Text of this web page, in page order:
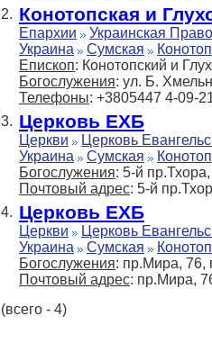
2. Конотопская и
Епархии
Украинская
Украина
Сумская Конотоп
Епископ: Конотопский и
Богослужения: ул. Б.
Телефоны: +3805447 4-09-
3. Церковь ЕХБ
Церкви
Церковь
Украина
Сумская Конотоп
Богослужения: 5-й
Почтовый адрес: 5-й
4. Церковь ЕХБ
Церкви
Церковь
Украина
Сумская Конотоп
Богослужения: пр.Мира, 76,
Почтовый адрес: пр.Мира,
(всего - 4)